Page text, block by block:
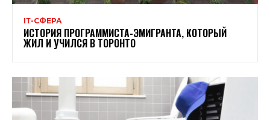
ІТ-СФЕРА
ИСТОРИЯ ПРОГРАММИСТА-ЭМИГРАНТА, КОТОРЫЙ
ЖИЛ И УЧИЛСЯ В ТОРОНТО